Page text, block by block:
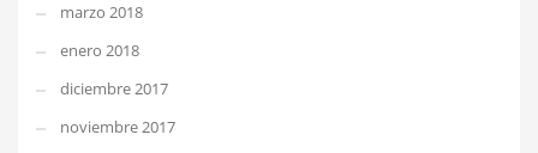
marzo 2018
enero 2018
diciembre 2017
noviembre 2017